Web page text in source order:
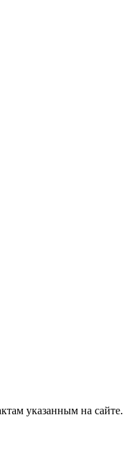
указанным на сайте.